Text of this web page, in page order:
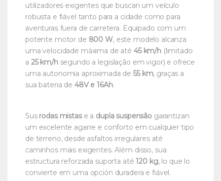
utilizadores exigentes que buscan um veículo
robusta e fiável tanto para a cidade como para
aventuras fuera de carretera. Equipado com um
potente motor de 800 W, este modelo alcanza
uma velocidade máxima de até 45 km/h(limitado
a 25 km/hsegundo a legislação em vigor) e ofrece
uma autonomia aproximada de55 km, graças a
sua bateria de 48V e 16Ah.
Sus rodas mistase a dupla suspensão garantizan
um excelente agarre e conforto em cualquier tipo
de terreno, desde asfaltos irregulares até
caminhos mais exigentes. Além disso, sua
estructura reforzada suporta até120 kg, lo que lo
convierte em uma opción duradera e fiável.